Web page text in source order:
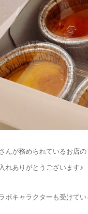
んが務められているお店
れありがとうございます♪
ボキャラクターも受けて